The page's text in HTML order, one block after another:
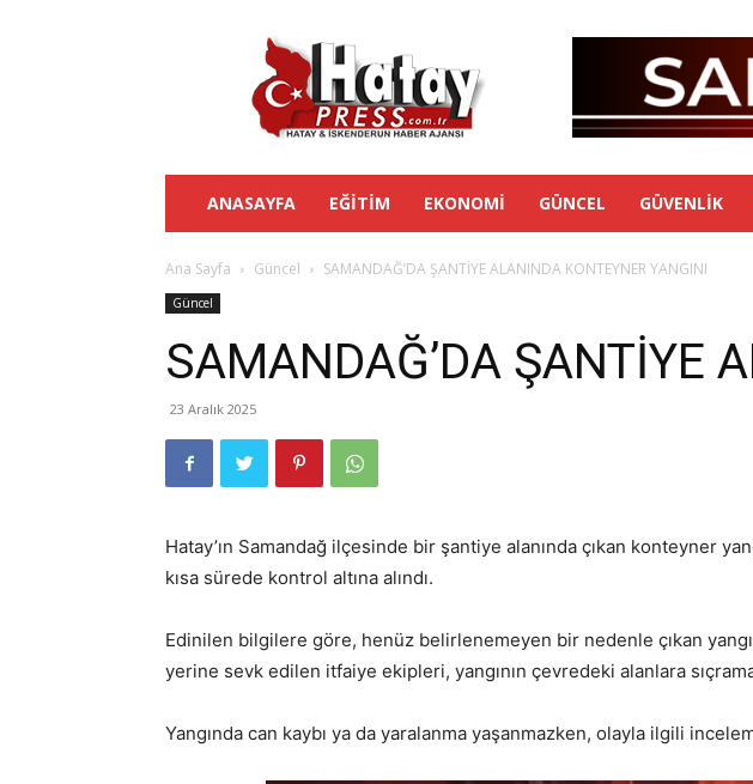
Hatay
Press
ANASAYFA EĞITIM EKONOMI GÜNCEL GÜVENLIK
Ana Sayfa Güncel SAMANDAĞ’DA ŞANTİYE ALANINDA KONTEYNER YANGINI
Güncel
SAMANDAĞ’DA ŞANTİYE
23 Aralık 2025
Hatay’ın Samandağ ilçesinde bir şantiye alanında çıkan konteyner
kısa sürede kontrol altına alındı.
Edinilen bilgilere göre, henüz belirlenemeyen bir nedenle çıkan
yerine sevk edilen itfaiye ekipleri, yangının çevredeki alanlara
Yangında can kaybı ya da yaralanma yaşanmazken, olayla ilgili